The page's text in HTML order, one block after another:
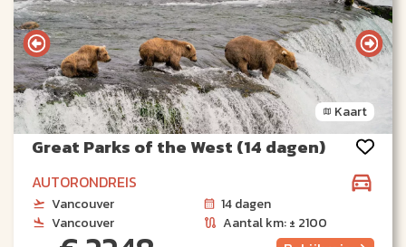
Kaart
Great Parks of the West (14 dagen)
AUTORONDREIS
Vancouver
14 dagen
Vancouver
Aantal km: ± 2100